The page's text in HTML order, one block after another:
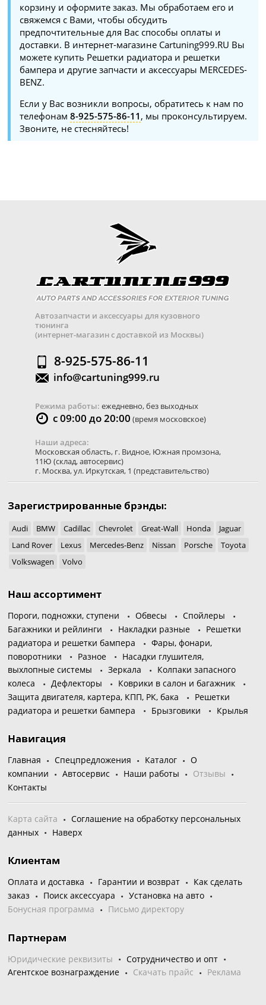
корзину и оформите заказ. Мы обработаем его и
свяжемся с Вами, чтобы обсудить
предпочтительные для Вас способы оплаты и
доставки. В интернет-магазине Cartuning999.RU Вы
можете купить Решетки радиатора и решетки
бампера и другие запчасти и аксессуары MERCEDES-
BENZ.
Если у Вас возникли вопросы, обратитесь к нам по
телефонам8-925-575-86-11 , мы проконсультируем.
Звоните, не стесняйтесь!
Автозапчасти и аксессуары для кузовного
тюнинга
(интернет-магазин с доставкой из Москвы)
8-925-575-86-11
info@cartuning999.ru
Режима работы: ежедневно, без выходных
с 09:00 до 20:00 (время московское)
Наши адреса:
Московская область, г. Видное, Южная промзона,
11Ю (склад, автосервис)
г. Москва,ул. Иркутская, 1 (представительство)
Зарегистрированные брэнды:
Audi BMW Cadillac Chevrolet Great-Wall Honda
Jaguar
Land Rover
Lexus Mercedes-Benz Nissan Porsche
Toyota
Volkswagen
Volvo
Наш ассортимент
Пороги, подножки, ступени Обвесы
Спойлеры
Багажники и рейлинги
Накладки разные
Решетки
радиатора и решетки бампера
Фары, фонари,
поворотники
Разное
Насадки глушителя,
выхлопные системы
Зеркала
Колпаки запасного
колеса
Дефлекторы
Коврики в салон и багажник
Защита двигателя, картера, КПП, РК, бака
Решетки
радиатора и решетки бампера
Брызговики Крылья
Навигация
Главная Спецпредложения Каталог
О
компании
Автосервис Наши работы
Отзывы
Контакты
Карта сайта
Соглашение на обработку персональных
данных
Наверх
Клиентам
Оплата и доставка Гарантии и возврат
Как сделать
заказ
Поиск аксессуара
Установка на авто
Бонусная программа
Письмо директору
Партнерам
Юридические реквизиты
Сотрудничество и опт
Агентское вознаграждение
Скачать прайс Реклама